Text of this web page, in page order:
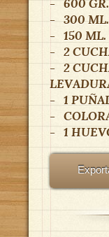
- 300 ML.
- 150 ML.
- 2
- 2
- 1
-
- 1